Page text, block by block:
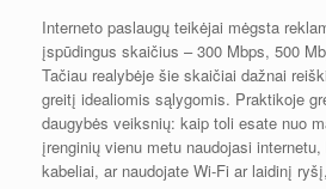
Interneto paslaugų teikėjai mėgsta
įspūdingus skaičius – 300 Mbps, 500
Tačiau realybėje šie skaičiai dažnai
greitį idealiomis sąlygomis. Praktikoje
daugybės veiksnių: kaip toli esate nuo
įrenginių vienu metu naudojasi
kabeliai, ar naudojate Wi-Fi ar laidinį